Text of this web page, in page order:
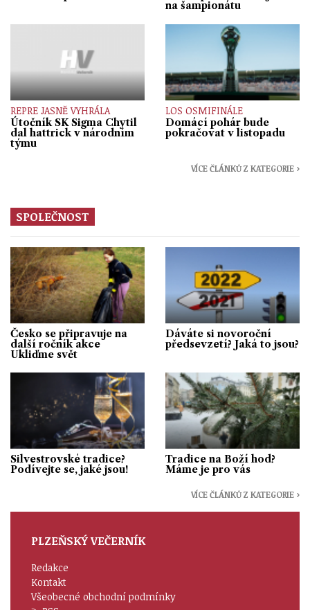
na šampionátu
REPRE JASNĚ VYHRÁLA
Útočník SK Sigma Chytil
dal hattrick v národním
týmu
LOS OSMIFINÁLE
Domácí pohár bude
pokračovat v listopadu
VÍCE ČLÁNKŮ Z KATEGORIE ›
SPOLEČNOST
Česko se připravuje na
další ročník akce
Ukliďme svět
Dáváte si novoroční
předsevzetí? Jaká to jsou?
Silvestrovské tradice?
Podívejte se, jaké jsou!
Tradice na Boží hod?
Máme je pro vás
VÍCE ČLÁNKŮ Z KATEGORIE ›
PLZEŇSKÝ VEČERNÍK
Redakce
Kontakt
Všeobecné obchodní podmínky